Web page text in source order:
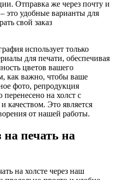
Отправка же через почту и
это удобные варианты для
свой заказ
использует только
для печати, обеспечивая
цветов вашего
как важно, чтобы ваше
фото, репродукция
на холст с
качеством. Это является
от нашей работы.
печать на
на холсте через наш